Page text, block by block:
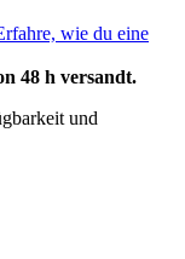
wie du eine
48 h versandt.
und